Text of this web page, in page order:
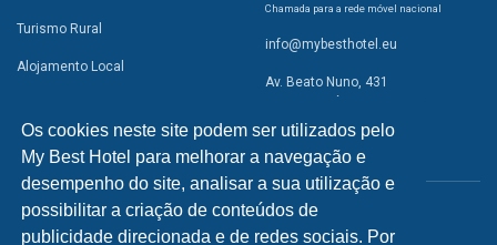
Os cookies neste site podem ser utilizados pelo
My Best Hotel para melhorar a navegação e
desempenho do site, analisar a sua utilização e
possibilitar a criação de conteúdos de
publicidade direcionada e de redes sociais. Por
Turismo Rural
Alojamento Local
Campismo
Atividades
Restaurantes
Chamada para a rede móvel nacional
info@mybesthotel.eu
Av. Beato Nuno, 431
2495-401 Fátima
REDES SOCIAIS